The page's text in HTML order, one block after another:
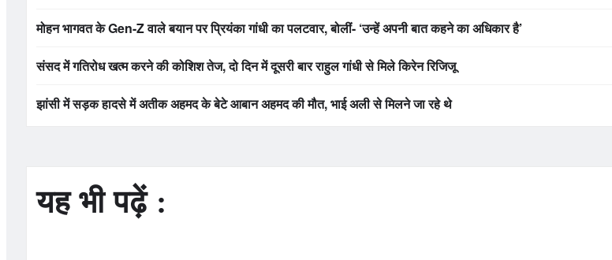
मोहन भागवत के Gen-Z वाले बयान पर प्रियंका गांधी का पलटवार, बोलीं- ‘उन्हें अपनी बात कहने का अधिकार है’
संसद में गतिरोध खत्म करने की कोशिश तेज, दो दिन में दूसरी बार राहुल गांधी से मिले किरेन रिजिजू
झांसी में सड़क हादसे में अतीक अहमद के बेटे आबान अहमद की मौत, भाई अली से मिलने जा रहे थे
यह भी पढ़ें :